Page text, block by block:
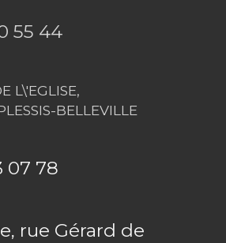
55 44
L\'EGLISE,
BELLEVILLE
07 78
rue Gérard de